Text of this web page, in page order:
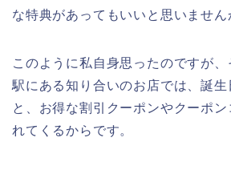
な特典があってもいいと思いません
このように私自身思ったのですが
駅にある知り合いのお店では、誕生
と、お得な割引クーポンやクーポ
れてくるからです。